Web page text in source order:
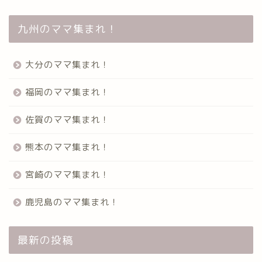
九州のママ集まれ！
大分のママ集まれ！
福岡のママ集まれ！
佐賀のママ集まれ！
熊本のママ集まれ！
宮崎のママ集まれ！
鹿児島のママ集まれ！
最新の投稿